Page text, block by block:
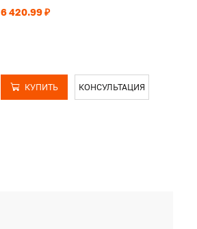
6 420.99 ₽
КУПИТЬ КОНСУЛЬТАЦИЯ